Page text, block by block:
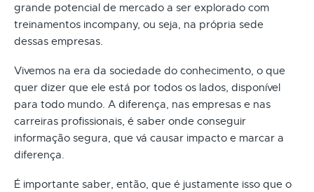
grande potencial de mercado a ser explorado com
treinamentos incompany, ou seja, na própria sede
dessas empresas.
Vivemos na era da sociedade do conhecimento, o que
quer dizer que ele está por todos os lados, disponível
para todo mundo. A diferença, nas empresas e nas
carreiras profissionais, é saber onde conseguir
informação segura, que vá causar impacto e marcar a
diferença.
É importante saber, então, que é justamente isso que o